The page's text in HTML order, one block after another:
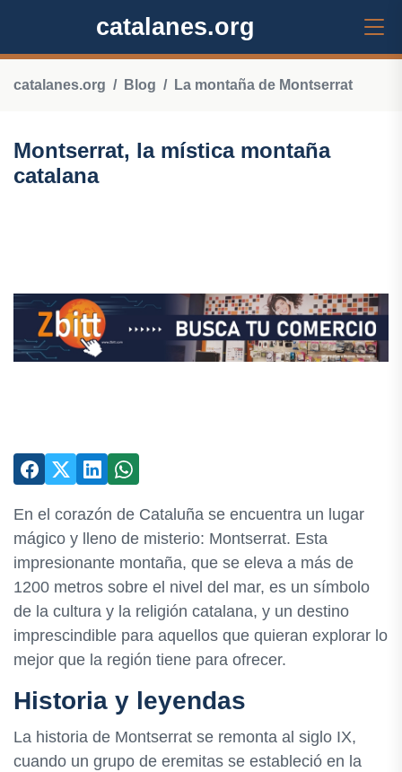
catalanes.org
catalanes.org Blog La montaña de Montserrat
Montserrat, la mística montaña
catalana
En el corazón de Cataluña se encuentra un lugar
mágico y lleno de misterio: Montserrat. Esta
impresionante montaña, que se eleva a más de
1200 metros sobre el nivel del mar, es un símbolo
de la cultura y la religión catalana, y un destino
imprescindible para aquellos que quieran explorar lo
mejor que la región tiene para ofrecer.
Historia y leyendas
La historia de Montserrat se remonta al siglo IX,
cuando un grupo de eremitas se estableció en la